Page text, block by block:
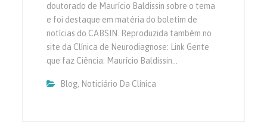
doutorado de Maurício Baldissin sobre o tema
e foi destaque em matéria do boletim de
notícias do CABSIN. Reproduzida também no
site da Clínica de Neurodiagnose: Link Gente
que faz Ciência: Maurício Baldissin…
Blog, Noticiário Da Clínica